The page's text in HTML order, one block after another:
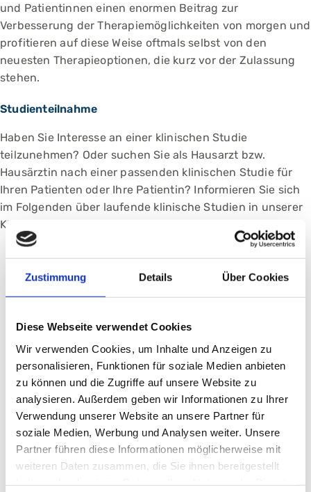
Zustimmung Details Über Cookies
Diese Webseite verwendet Cookies
Wir verwenden Cookies, um Inhalte und Anzeigen zu
personalisieren, Funktionen für soziale Medien anbieten
zu können und die Zugriffe auf unsere Website zu
analysieren. Außerdem geben wir Informationen zu Ihrer
Verwendung unserer Website an unsere Partner für
soziale Medien, Werbung und Analysen weiter. Unsere
Partner führen diese Informationen möglicherweise mit
weiteren Daten zusammen, die Sie ihnen bereitgestellt
und Patientinnen einen enormen Beitrag zur
Verbesserung der Therapiemöglichkeiten von morgen und
profitieren auf diese Weise oftmals selbst von den
neuesten Therapieoptionen, die kurz vor der Zulassung
stehen.
Studienteilnahme
Haben Sie Interesse an einer klinischen Studie
teilzunehmen? Oder suchen Sie als Hausarzt bzw.
Hausärztin nach einer passenden klinischen Studie für
Ihren Patienten oder Ihre Patientin? Informieren Sie sich
im Folgenden über laufende klinische Studien in unserer
Klinik und kontaktieren Sie gerne unser Studienteam!
Aktuelle Studien für folgende
Krankheitsbilder:
COPD
Mehr erfahren